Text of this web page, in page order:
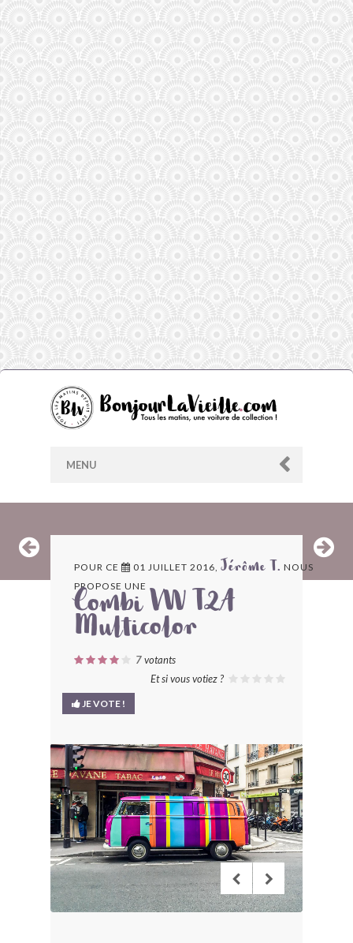
MENU
ARCHIVES
LES CONTRIBUTEURS
MODÈLES ET MARQUES
COMMENT FONCTIONNE BLV ?
POUR CE 01 JUILLET 2016, Jérôme T. NOUS
PROPOSE UNE
Combi VW T2A
Multicolor
7votants
Et si vous votiez ?
JE VOTE !